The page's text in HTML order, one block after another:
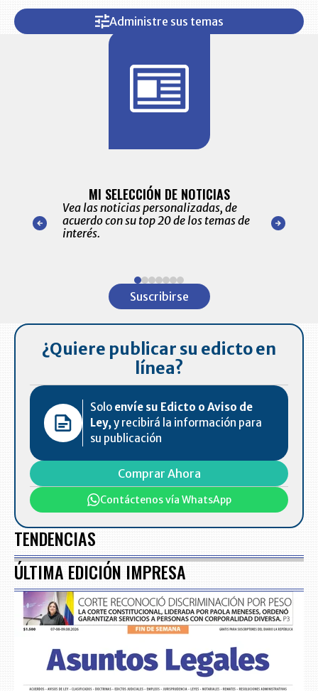
Administre sus temas
nuestro
para
MI SELECCIÓN DE NOTICIAS
Vea las noticias personalizadas, de
acuerdo con su top 20 de los temas de
interés.
de las
Suscribirse
¿Quiere publicar su edicto en
línea?
Solo envíe su Edicto o Aviso de
Ley,y recibirá la información para
su publicación
Comprar Ahora
Contáctenos vía WhatsApp
TENDENCIAS
ÚLTIMA EDICIÓN IMPRESA